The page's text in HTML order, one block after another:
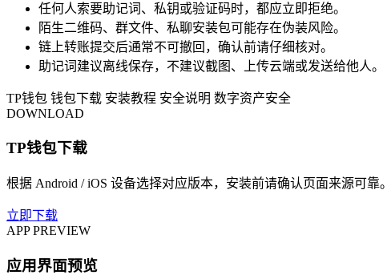
任何人索要助记词、私钥或验证码时，都应立即拒绝。
陌生二维码、群文件、私聊安装包可能存在伪装风险。
链上转账提交后通常不可撤回，确认前请仔细核对。
助记词建议离线保存，不建议截图、上传云端或发送给他人。
TP钱包 钱包下载 安装教程 安全说明 数字资产安全
DOWNLOAD
TP钱包下载
根据 Android / iOS 设备选择对应版本，安装前请确认页面来源可靠。
立即下载
APP PREVIEW
应用界面预览